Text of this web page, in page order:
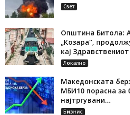
Свет
Општина Битола:
„Козара“,
кај
Локално
Македонската
МБИ10 порасна за
најтргувани...
Бизнис